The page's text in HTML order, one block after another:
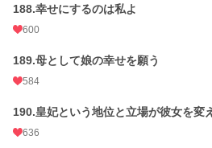
188.幸せにするのは私よ
600
189.母として娘の幸せを願う
584
190.皇妃という地位と立場が彼女を変
636